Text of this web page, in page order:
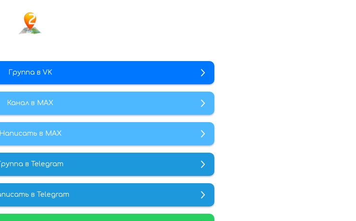
Группа в VK
Канал в МАХ
Написать в MAX
в Telegram
в Telegram